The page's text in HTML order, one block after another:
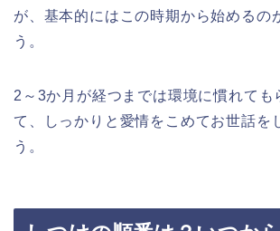
が、基本的にはこの時期から始めるの
う。
2～3か月が経つまでは環境に慣れても
て、しっかりと愛情をこめてお世話を
う。